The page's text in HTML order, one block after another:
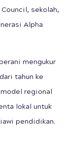
Council, sekolah,
Alpha
mengukur
tahun ke
regional
lokal untuk
pendidikan.